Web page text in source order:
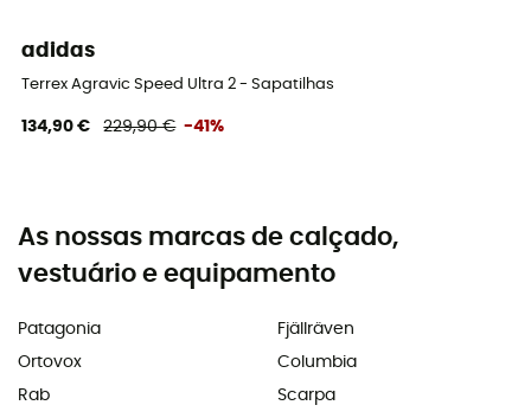
adidas
Terrex Agravic Speed Ultra 2 - Sapatilhas trail carbono homem
134,90 € 229,90 € -41%
As nossas marcas de calçado,
vestuário e equipamento
Patagonia
Ortovox
Rab
Fjällräven
Columbia
Scarpa